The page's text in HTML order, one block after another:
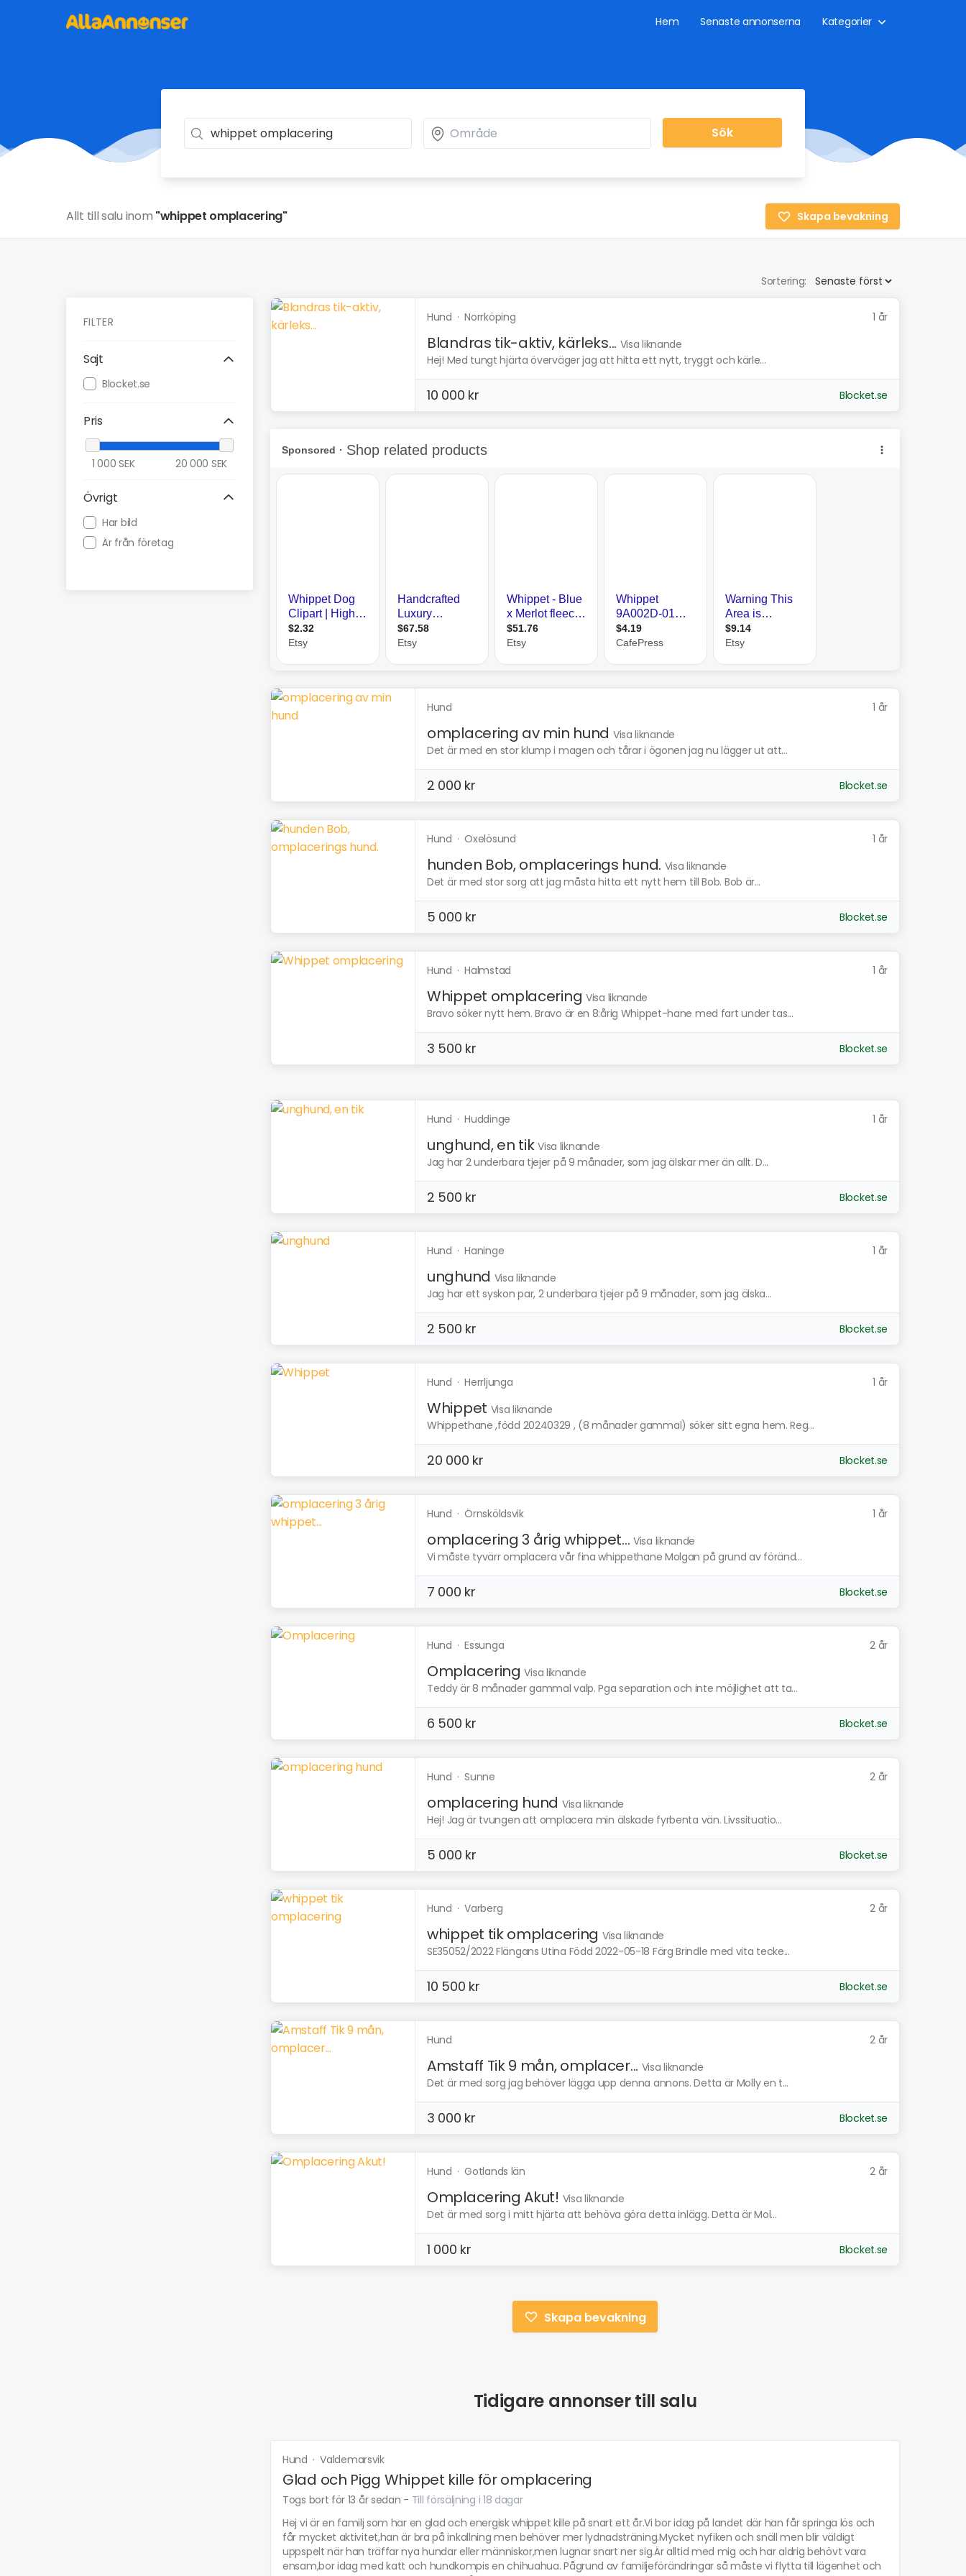
Hem Senaste annonserna Kategorier
Sök
Allt till salu inom "whippet omplacering" Skapa bevakning
Sortering:
FILTER
Sajt
Blocket.se
Pris
1 000 SEK 20 000 SEK
Övrigt
Har bild
Är från företag
Hund ·Norrköping 1 år
Blandras tik-aktiv, kärleks... Visa liknande
Hej! Med tungt hjärta överväger jag att hitta ett nytt, tryggt och kärle...
10 000 kr Blocket.se
Hund 1 år
omplacering av min hund Visa liknande
Det är med en stor klump i magen och tårar i ögonen jag nu lägger ut att...
2 000 kr Blocket.se
Hund ·Oxelösund 1 år
hunden Bob, omplacerings hund. Visa liknande
Det är med stor sorg att jag måsta hitta ett nytt hem till Bob. Bob är...
5 000 kr Blocket.se
Hund ·Halmstad 1 år
Whippet omplacering Visa liknande
Bravo söker nytt hem. Bravo är en 8:årig Whippet-hane med fart under tas...
3 500 kr Blocket.se
Hund ·Huddinge 1 år
unghund, en tik Visa liknande
Jag har 2 underbara tjejer på 9 månader, som jag älskar mer än allt. D...
2 500 kr Blocket.se
Hund ·Haninge 1 år
unghund Visa liknande
Jag har ett syskon par, 2 underbara tjejer på 9 månader, som jag älska...
2 500 kr Blocket.se
Hund ·Herrljunga 1 år
Whippet Visa liknande
Whippethane ,född 20240329 , (8 månader gammal) söker sitt egna hem. Reg...
20 000 kr Blocket.se
Hund ·Örnsköldsvik 1 år
omplacering 3 årig whippet... Visa liknande
Vi måste tyvärr omplacera vår fina whippethane Molgan på grund av föränd...
7 000 kr Blocket.se
Hund ·Essunga 2 år
Omplacering Visa liknande
Teddy är 8 månader gammal valp. Pga separation och inte möjlighet att ta...
6 500 kr Blocket.se
Hund ·Sunne 2 år
omplacering hund Visa liknande
Hej! Jag är tvungen att omplacera min älskade fyrbenta vän. Livssituatio...
5 000 kr Blocket.se
Hund ·Varberg 2 år
whippet tik omplacering Visa liknande
SE35052/2022 Flängans Utina Född 2022-05-18 Färg Brindle med vita tecke...
10 500 kr Blocket.se
Hund 2 år
Amstaff Tik 9 mån, omplacer... Visa liknande
Det är med sorg jag behöver lägga upp denna annons. Detta är Molly en t...
3 000 kr Blocket.se
Hund ·Gotlands län 2 år
Omplacering Akut! Visa liknande
Det är med sorg i mitt hjärta att behöva göra detta inlägg. Detta är Mol...
1 000 kr Blocket.se
Skapa bevakning
Tidigare annonser till salu
Hund ·Valdemarsvik
Glad och Pigg Whippet kille för omplacering
Togs bort för 13 år sedan - Till försäljning i 18 dagar
Hej vi är en familj som har en glad och energisk whippet kille på snart ett år.Vi bor idag på landet där han får springa lös och
får mycket aktivitet,han är bra på inkallning men behöver mer lydnadsträning.Mycket nyfiken och snäll men blir väldigt
uppspelt när han träffar nya hundar eller människor,men lugnar snart ner sig.Är alltid med mig och har aldrig behövt vara
ensam,bor idag med katt och hundkompis en chihuahua. Pågrund av familjeförändringar så måste vi flytta till lägenhet och